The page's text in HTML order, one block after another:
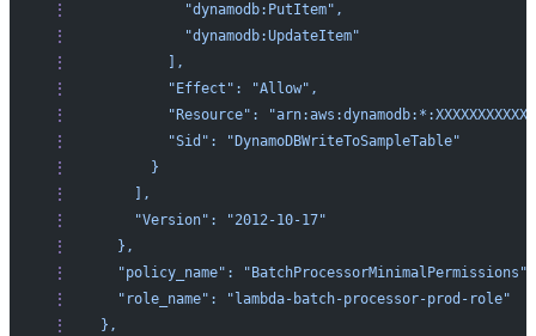
⋮
              "dynamodb:PutItem",
⋮
              "dynamodb:UpdateItem"
⋮
            ],
⋮
            "Effect":
"Allow",
⋮
            "Resource":
⋮
            "Sid":
"DynamoDBWriteToSampleTable"
⋮
          }
⋮
        ],
⋮
        "Version":
"2012-10-17"
⋮
      },
⋮
      "policy_name":
"BatchProcessorMinimalPermissions",
⋮
      "role_name":
"lambda-batch-processor-prod-role"
⋮
    },